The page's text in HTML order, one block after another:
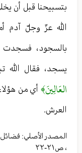
بتسبيحنا قبل أن
الله عزّ وجلّ آدم
بالسجود، فسجدت
يسجد، فقال الله
العَالِينَ﴾ أي من
العرش.
المصدر الأصلي:
، ص٢١-٢٢